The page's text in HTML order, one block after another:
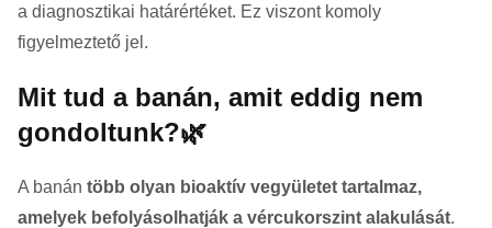
a diagnosztikai határértéket. Ez viszont komoly
figyelmeztető jel.
Mit tud a banán, amit eddig nem
gondoltunk?🌿
A banán több olyan bioaktív vegyületet tartalmaz,
amelyek befolyásolhatják a vércukorszint alakulását.